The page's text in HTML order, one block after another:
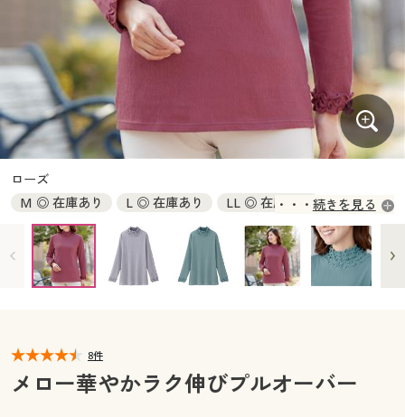
ジュニア・ティーンズ下着
大きいサイズ レディース服
大きいサイズ レディース下着
大きいサイズ メンズ
大きいサイズ 事務・制服
バーゲンセール
シークレットセール
詳細検索
商品カテゴリ一覧
カタログ
カタログ・チラシからのご注文
デジタルカタログ
カタログ無料プレゼント
マイページ
大きいサイズ レディース下着
大きいサイズ メンズ
大きいサイズ 事務・制服
シークレットセール
商品カテゴリ一覧
カタログ
カタログ・チラシからのご注文
カタログ無料プレゼント
会員メニュー
閲覧履歴
ローズ
M ◎ 在庫あり
L ◎ 在庫あり
LL ◎ 在庫あり
3L ◎ 在庫あり
続きを見る
8件
メロー華やかラク伸びプルオーバー